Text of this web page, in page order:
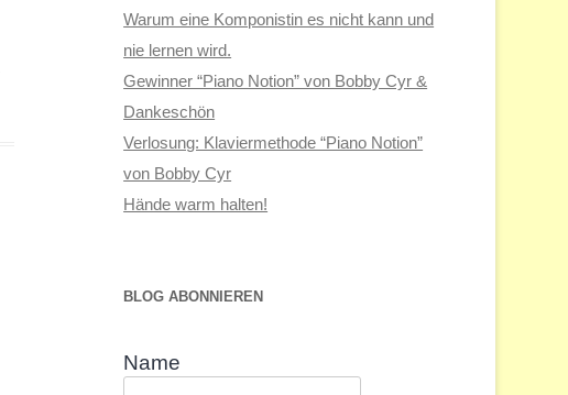
Warum eine Komponistin es nicht kann und
nie lernen wird.
Gewinner “Piano Notion” von Bobby Cyr &
Dankeschön
Verlosung: Klaviermethode “Piano Notion”
von Bobby Cyr
Hände warm halten!
BLOG ABONNIEREN
Name